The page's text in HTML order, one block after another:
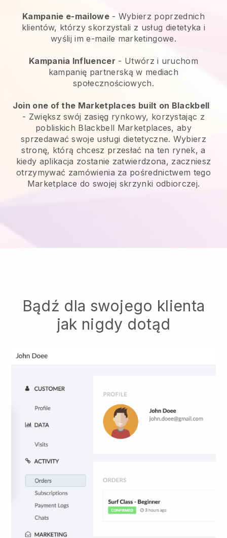
Kampanie e-mailowe- Wybierz poprzednich
klientów, którzy skorzystali z usług dietetyka i
wyślij im e-maile marketingowe.
Kampania Influencer - Utwórz i uruchom
kampanię partnerską w mediach
społecznościowych.
Join one of the Marketplaces built on Blackbell
- Zwiększ swój zasięg rynkowy, korzystając z
pobliskich Blackbell Marketplaces, aby
sprzedawać swoje usługi dietetyczne. Wybierz
stronę, którą chcesz przesłać na ten rynek, a
kiedy aplikacja zostanie zatwierdzona, zaczniesz
otrzymywać zamówienia za pośrednictwem tego
Marketplace do swojej skrzynki odbiorczej.
Bądź dla swojego klienta
jak nigdy dotąd